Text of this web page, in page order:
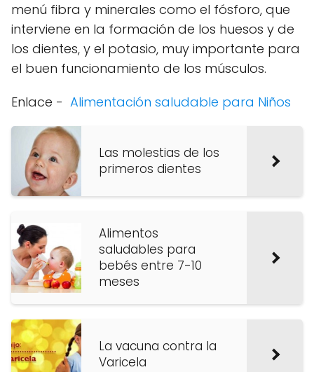
menú fibra y minerales como el fósforo, que
interviene en la formación de los huesos y de
los dientes, y el potasio, muy importante para
el buen funcionamiento de los músculos.
Enlace - Alimentación saludable para Niños
Las molestias de los
primeros dientes
Alimentos
saludables para
bebés entre 7-10
meses
La vacuna contra la
Varicela